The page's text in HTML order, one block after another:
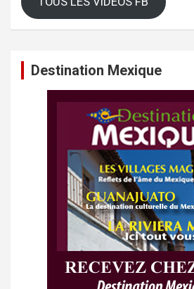
Destination Mexique